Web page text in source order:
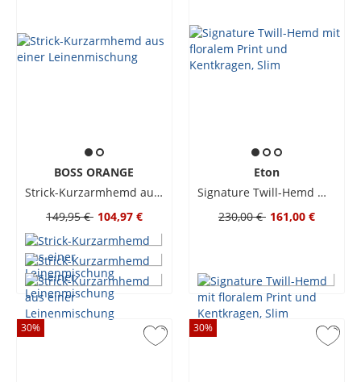
BOSS ORANGE
Strick-Kurzarmhemd aus einer Leinenmischung
149,95 € 104,97 €
Eton
Signature Twill-Hemd mit floralem Print und Kentkragen, Slim
230,00 € 161,00 €
30% 30%